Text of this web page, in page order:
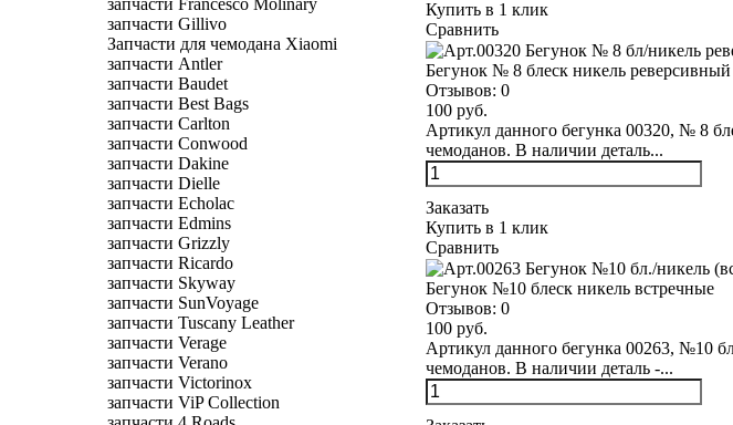
запчасти Gillivo
Запчасти для чемодана Xiaomi
запчасти Antler
запчасти Baudet
запчасти Best Bags
запчасти Carlton
запчасти Conwood
запчасти Dakine
запчасти Dielle
запчасти Echolac
запчасти Edmins
запчасти Grizzly
запчасти Ricardo
запчасти Skyway
запчасти SunVoyage
запчасти Tuscany Leather
запчасти Verage
запчасти Verano
запчасти Victorinox
запчасти ViP Collection
Купить в 1 клик
Сравнить
Бегунок № 8 блеск никель реверсивный
Отзывов: 0
100 руб.
Артикул данного бегунка 00320, № 8
чемоданов. В наличии деталь...
Заказать
Купить в 1 клик
Сравнить
Бегунок №10 блеск никель встречные
Отзывов: 0
100 руб.
Артикул данного бегунка 00263, №10
чемоданов. В наличии деталь -...